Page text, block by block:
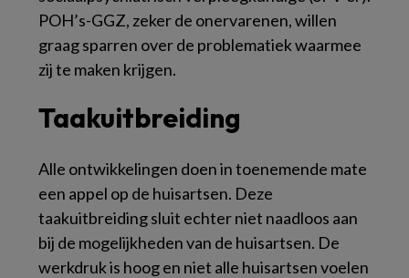
POH’s-GGZ, zeker de onervarenen, willen
graag sparren over de problematiek waarmee
zij te maken krijgen.
Taakuitbreiding
Alle ontwikkelingen doen in toenemende mate
een appel op de huisartsen. Deze
taakuitbreiding sluit echter niet naadloos aan
bij de mogelijkheden van de huisartsen. De
werkdruk is hoog en niet alle huisartsen voelen